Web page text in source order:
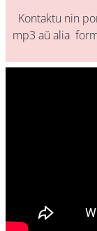
Kontaktu nin
mp3 aŭ alia